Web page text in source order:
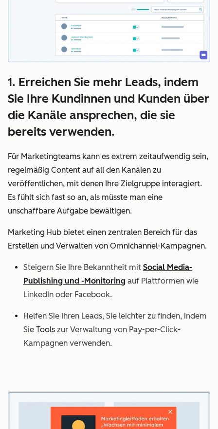
1. Erreichen Sie mehr Leads, indem
Sie Ihre Kundinnen und Kunden über
die Kanäle ansprechen, die sie
bereits verwenden.
Für Marketingteams kann es extrem zeitaufwendig sein,
regelmäßig Content auf all den Kanälen zu
veröffentlichen, mit denen Ihre Zielgruppe interagiert.
Es fühlt sich fast so an, als müsste man eine
unschaffbare Aufgabe bewältigen.
Marketing Hub bietet einen zentralen Bereich für das
Erstellen und Verwalten von Omnichannel-Kampagnen.
Steigern Sie Ihre Bekanntheit mit Social Media-
Publishing und -Monitoring auf Plattformen wie
LinkedIn oder Facebook.
Helfen Sie Ihren Leads, Sie leichter zu finden, indem
Sie Tools zur Verwaltung von Pay-per-Click-
Kampagnen verwenden.